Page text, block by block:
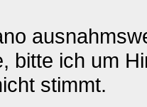
bitte ich um
stimmt.